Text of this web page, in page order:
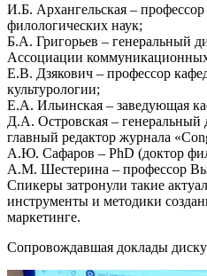
И.Б. Архангельская –
филологических наук;
Б.А. Григорьев – генеральный
Ассоциации
Е.В. Дзякович – профессор
культурологии;
Е.А. Ильинская – заведующая
Д.А. Островская – генеральный
главный редактор журнала
А.Ю. Сафаров – PhD (доктор
А.М. Шестерина – профессор
Спикеры затронули такие
инструменты и методики
маркетинге.
Сопровождавшая доклады